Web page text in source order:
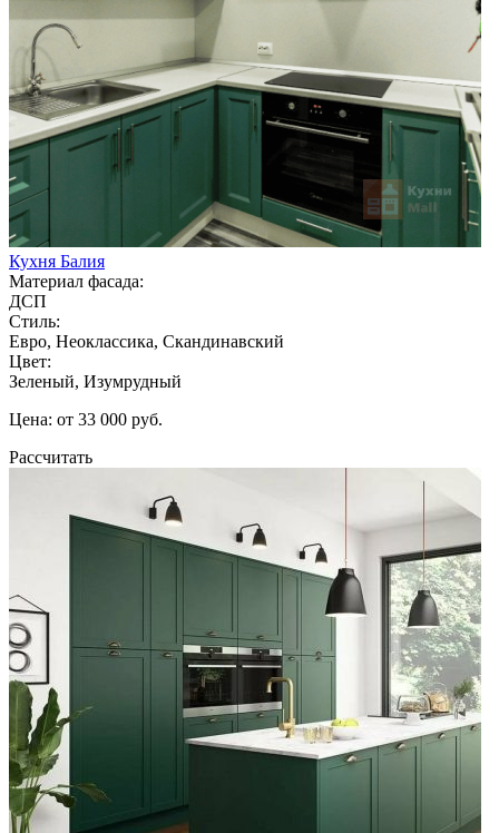
Кухня Балия
Материал фасада:
ДСП
Стиль:
Евро, Неоклассика, Скандинавский
Цвет:
Зеленый, Изумрудный
Цена: от 33 000 руб.
Рассчитать